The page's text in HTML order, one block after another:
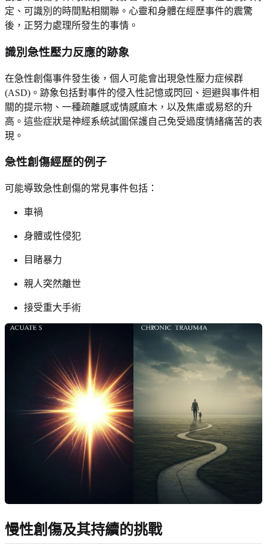
定、可識別的時間點相關聯。心靈和身體在經歷事件的震驚
後，正努力處理所發生的事情。
識別急性壓力反應的跡象
在急性創傷事件發生後，個人可能會出現急性壓力症候群
(ASD)。跡象包括對事件的侵入性記憶或閃回、迴避與事件相
關的提示物、一種疏離感或情感麻木，以及焦慮或易怒的升
高。這些症狀是神經系統試圖保護自己免受過度情緒痛苦的表
現。
急性創傷經歷的例子
可能導致急性創傷的常見事件包括：
車禍
身體或性侵犯
目睹暴力
親人突然離世
接受重大手術
慢性創傷及其持續的挑戰